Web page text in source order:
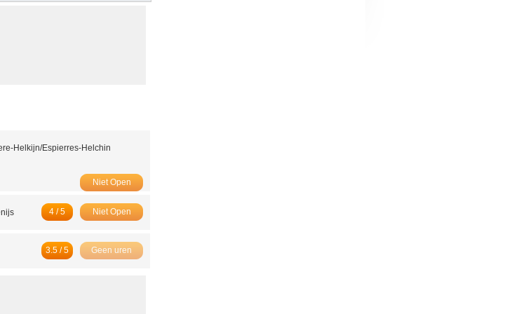
Helkijn/Espierres-Helchin
Niet Open
Niet Open
4 / 5
Geen uren
3.5 / 5